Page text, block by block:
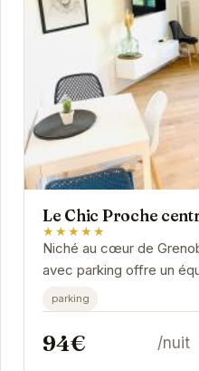
Le Chic Proche
★★★★★
Niché au cœur de
avec parking offre un
moderne et charme
parking
94€ /nuit